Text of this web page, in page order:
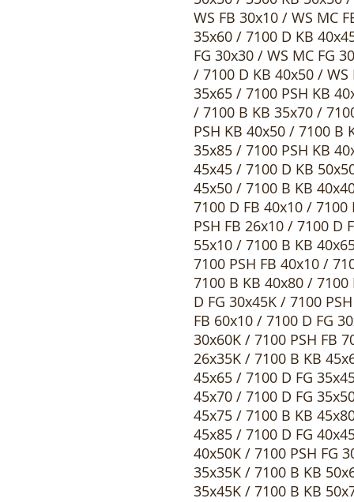
WS FB 30x10 / WS MC
35x60 / 7100 D KB
FG 30x30 / WS MC FG
/ 7100 D KB 40x50 / WS
35x65 / 7100 PSH KB
/ 7100 B KB 35x70 /
PSH KB 40x50 / 7100 B
35x85 / 7100 PSH KB
45x45 / 7100 D KB
45x50 / 7100 B KB
7100 D FB 40x10 /
PSH FB 26x10 / 7100 D
55x10 / 7100 B KB
7100 PSH FB 40x10 /
7100 B KB 40x80 / 7100
D FG 30x45K / 7100
FB 60x10 / 7100 D FG
30x60K / 7100 PSH FB
26x35K / 7100 B KB
45x65 / 7100 D FG
45x70 / 7100 D FG
45x75 / 7100 B KB
45x85 / 7100 D FG
40x50K / 7100 PSH FG
35x35K / 7100 B KB
35x45K / 7100 B KB